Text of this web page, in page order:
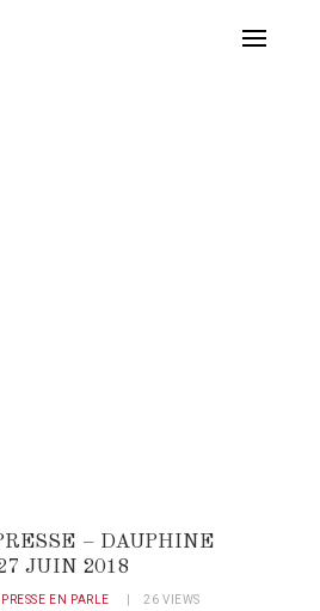
– DAUPHINE
JUIN 2018
PRESSE EN PARLE 26 VIEWS